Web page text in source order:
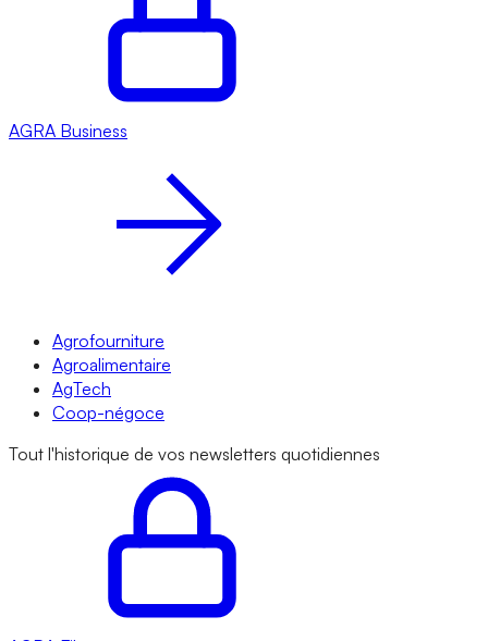
AGRA Business
Agrofourniture
Agroalimentaire
AgTech
Coop-négoce
Tout l'historique de vos newsletters quotidiennes